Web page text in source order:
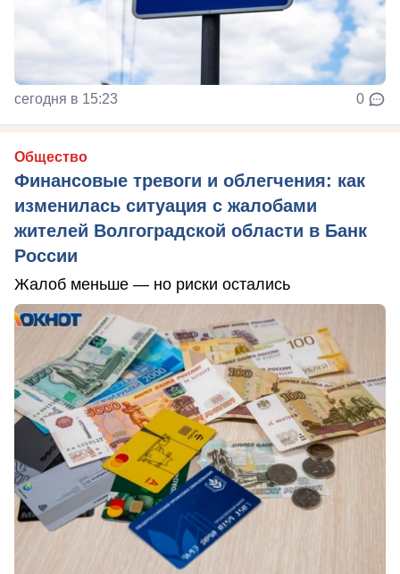
сегодня в 15:23 0
Общество
Финансовые тревоги и облегчения: как
изменилась ситуация с жалобами
жителей Волгоградской области в Банк
России
Жалоб меньше — но риски остались